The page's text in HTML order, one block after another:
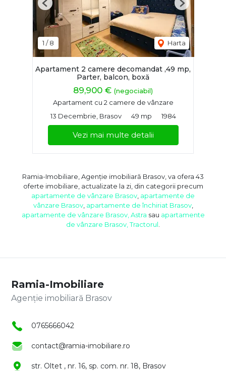
1 /8 Harta
Previous Next
Apartament 2 camere decomandat ,49 mp,
Parter, balcon, boxă
89,900 € (negociabil)
Apartament cu 2 camere de vânzare
13 Decembrie, Brasov
49 mp 1984
Vezi mai multe detalii
Ramia-Imobiliare, Agenție imobiliară Brasov, va ofera 43
oferte imobiliare, actualizate la zi, din categorii precum
apartamente de vânzare Brasov apartamente de
vânzare Brasov, apartamente de închiriat Brasov,
apartamente de vânzare Brasov, Astra sau apartamente
de vânzare Brasov, Tractorul
Ramia-Imobiliare
Agenție imobiliară Brasov
0765666042
contact@ramia-imobiliare.ro
str. Oltet , nr. 16, sp. com. nr. 18, Brasov